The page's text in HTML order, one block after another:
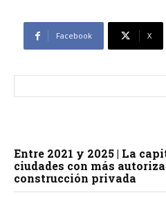
Facebook X
Entre 2021 y 2025 | La
ciudades con más
construcción privada